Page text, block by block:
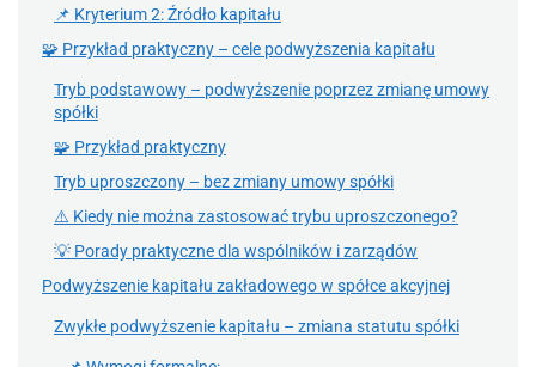
📌 Kryterium 2: Źródło kapitału
🧩 Przykład praktyczny – cele podwyższenia kapitału
Tryb podstawowy – podwyższenie poprzez zmianę umowy
spółki
🧩 Przykład praktyczny
Tryb uproszczony – bez zmiany umowy spółki
⚠️ Kiedy nie można zastosować trybu uproszczonego?
💡 Porady praktyczne dla wspólników i zarządów
Podwyższenie kapitału zakładowego w spółce akcyjnej
Zwykłe podwyższenie kapitału – zmiana statutu spółki